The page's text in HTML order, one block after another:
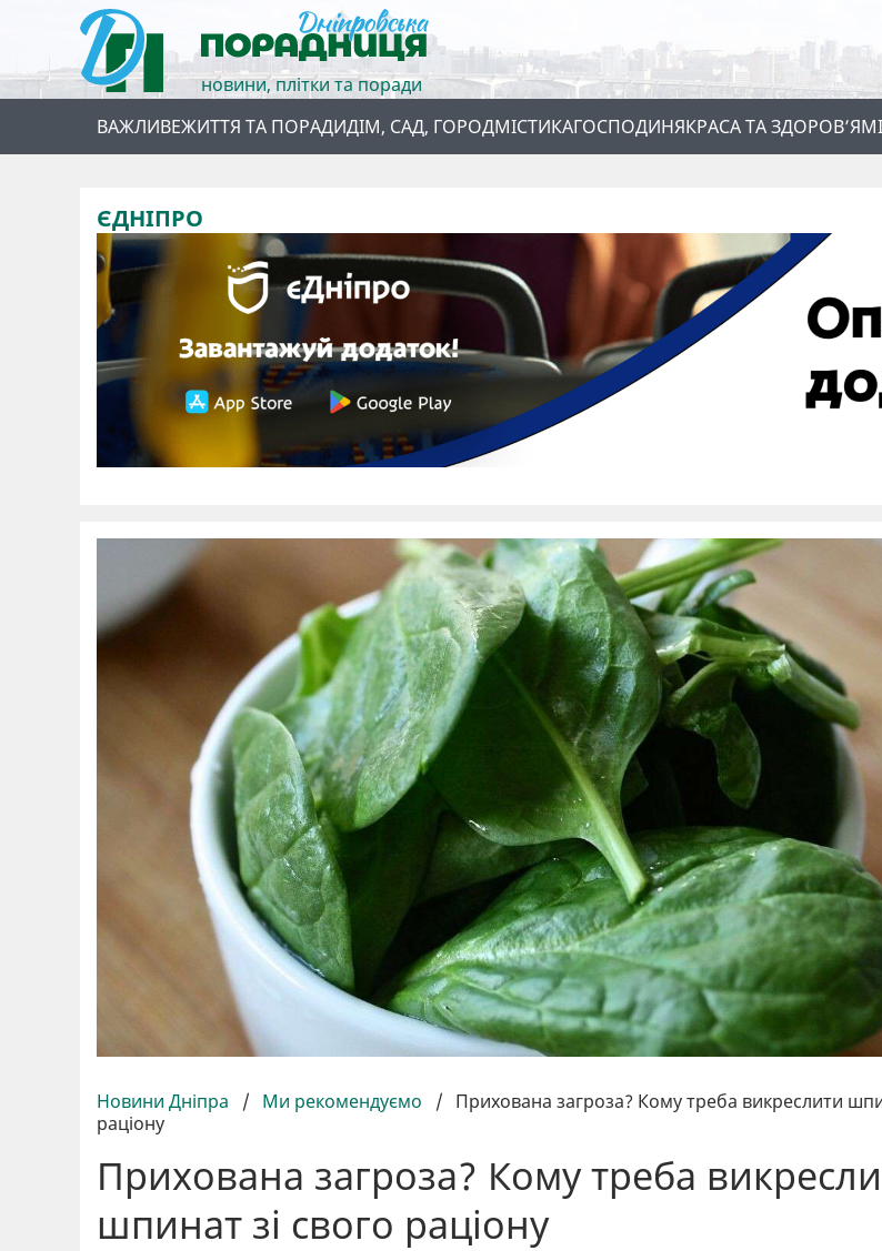
новини, плітки та поради
ВАЖЛИВЕЖИТТЯ ТА ПОРАДИДІМ, САД, ГОРОДМІСТИКАГОСПОДИНЯКРАСА ТА ЗДОРОВ’Я
ЄДНІПРО
Новини Дніпра / Ми рекомендуємо / Прихована загроза? Кому треба викреслити
раціону
Прихована загроза? Кому треба
шпинат зі свого раціону